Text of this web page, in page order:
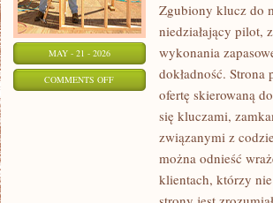
MAY - 21 - 2026
COMMENTS OFFON
TECHNOLOGICZNE
Zgubiony klucz do
niedziałający pilot,
wykonania
dokładność.
ofertę skierowaną
się kluczami,
związanymi z
można odnieść
klientach, którzy